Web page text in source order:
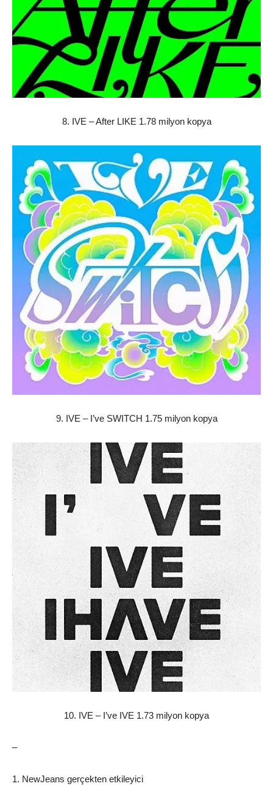
8. IVE – After LIKE 1.78 milyon kopya
9. IVE – I’ve SWITCH 1.75 milyon kopya
10. IVE – I’ve IVE 1.73 milyon kopya
–
1. NewJeans gerçekten etkileyici